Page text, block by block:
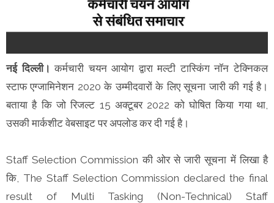
नई दिल्ली। कर्मचारी चयन आयोग द्वारा मल्टी टास्किंग नॉन टेक्निकल
स्टाफ एग्जामिनेशन 2020 के उम्मीदवारों के लिए सूचना जारी की गई है।
बताया है कि जो रिजल्ट 15 अक्टूबर 2022 को घोषित किया गया था,
उसकी मार्कशीट वेबसाइट पर अपलोड कर दी गई है।
Staff Selection Commission की ओर से जारी सूचना में लिखा है
कि, The Staff Selection Commission declared the final
result of Multi Tasking (Non-Technical) Staff